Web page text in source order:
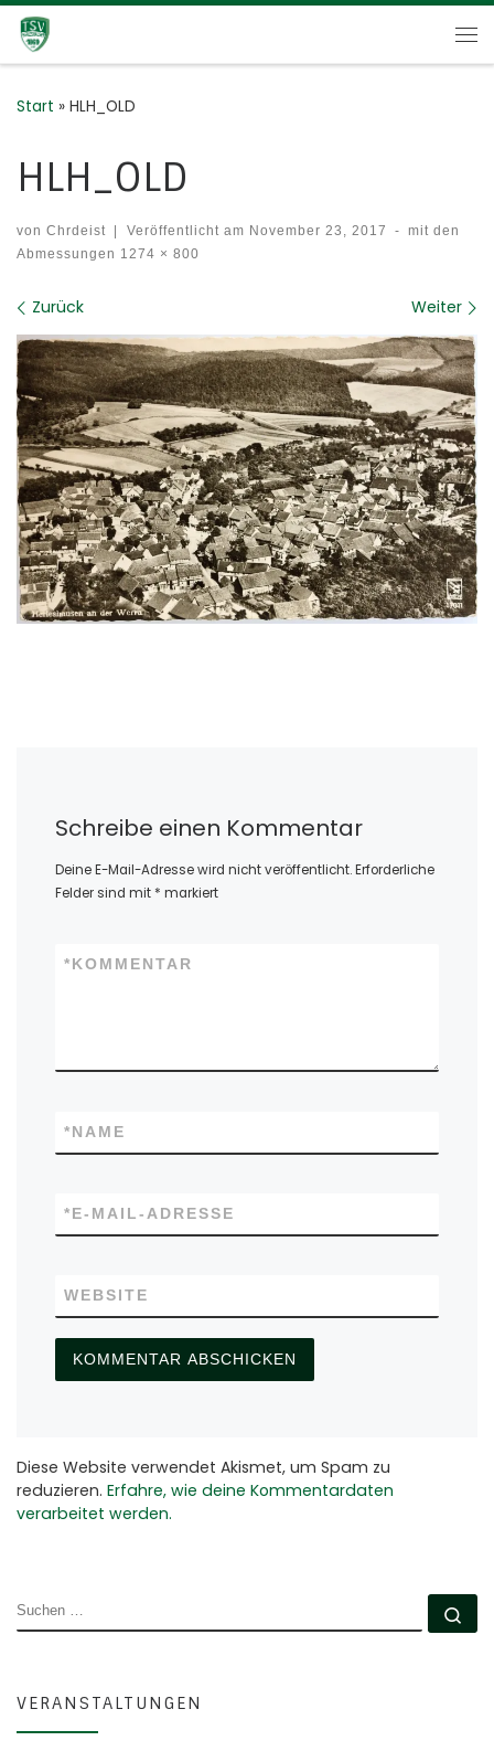
Zum Inhalt springen
Start » HLH_OLD
HLH_OLD
von Chrdeist | Veröffentlicht am November 23, 2017 -
mit den
Abmessungen 1274 × 800
Bilder Navigation
Zurück Weiter
Schreibe einen Kommentar
Deine E-Mail-Adresse wird nicht veröffentlicht.Erforderliche
Felder sind mit * markiert
KOMMENTAR
*
NAME
*
E-MAIL-ADRESSE
*
WEBSITE
Diese Website verwendet Akismet, um Spam zu
reduzieren. Erfahre, wie deine Kommentardaten
verarbeitet werden.
SUCHE
VERANSTALTUNGEN